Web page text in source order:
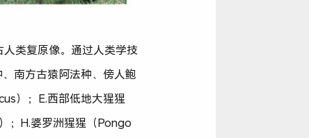
类复原像。通过人类学技
南方古猿阿法种、傍人鲍
）；E.西部低地大猩猩
；H.婆罗洲猩猩（Pongo